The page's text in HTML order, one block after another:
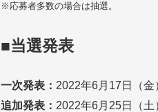
※応募者多数の場合は抽選。
■当選発表
一次発表： 2022年6月17日（金
追加発表： 2022年6月25日（土